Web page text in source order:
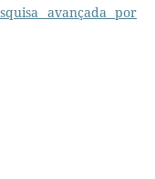
avançada por